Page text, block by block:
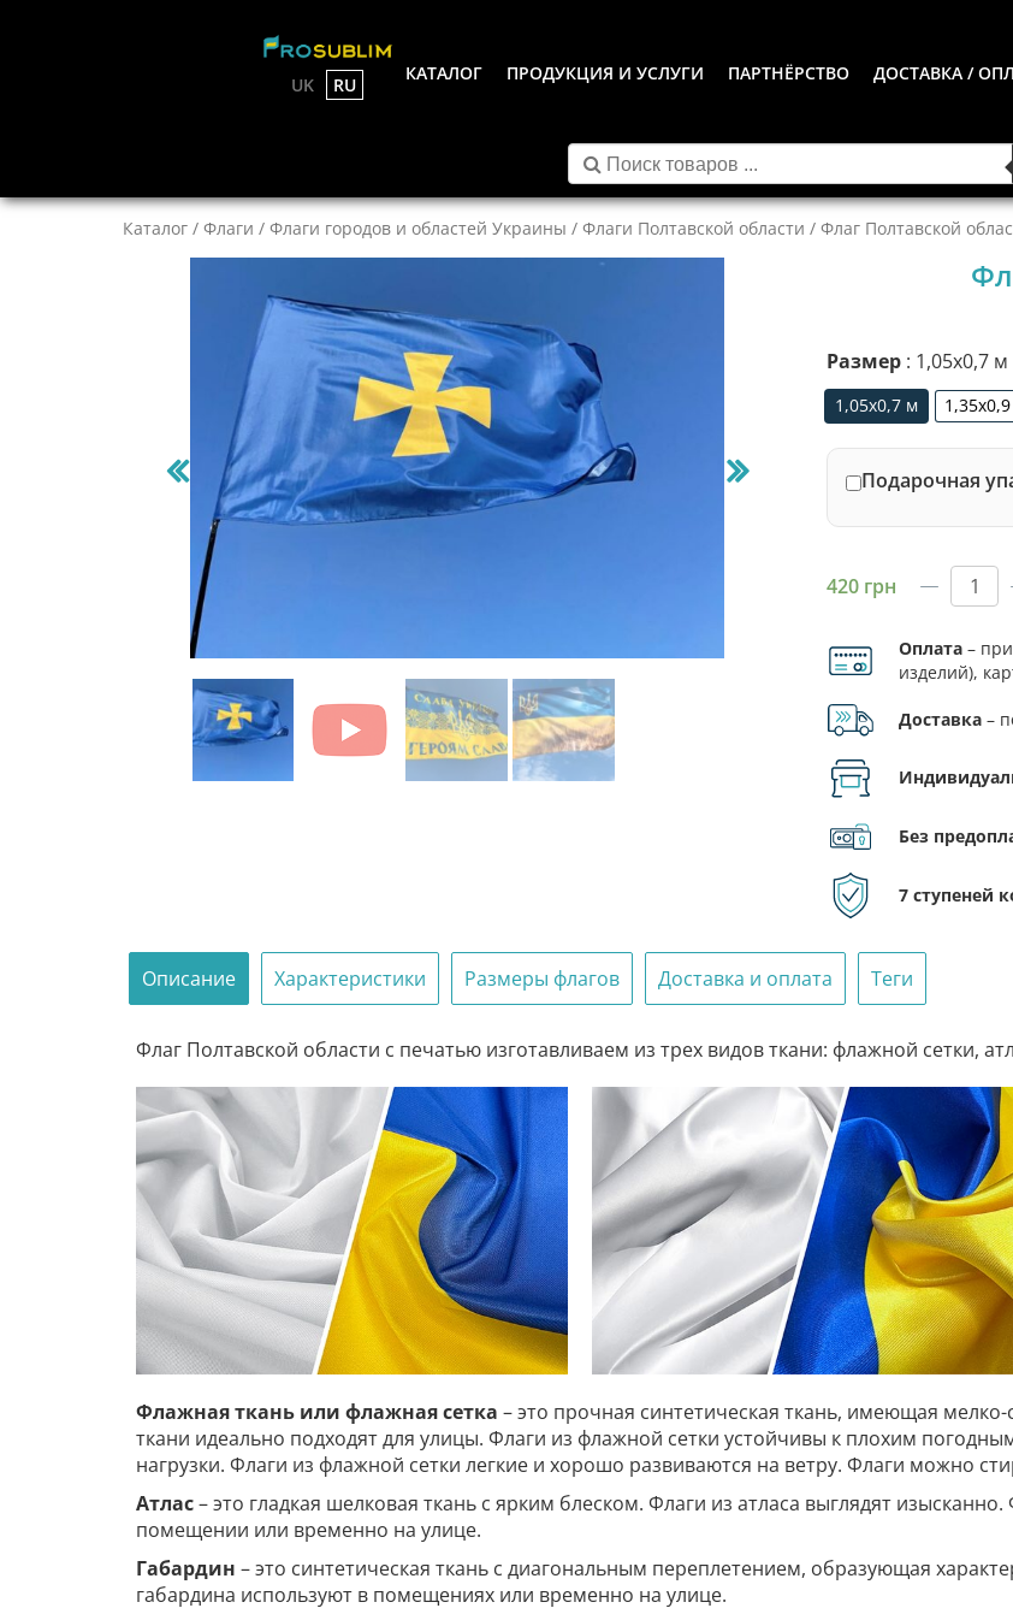
UK RU
КАТАЛОГ ПРОДУКЦИЯ И УСЛУГИ ПАРТНЁРСТВО ДОСТАВКА /
Каталог / Флаги / Флаги городов и областей Украины / Флаги Полтавской области / Флаг Полтавской
Размер : 1,05х0,7 м
1,05х0,7 м
1,05х0,7 м
Подарочная
420 грн
Оплата –
изделий),
Доставка –
Без
7 ступеней
Описание Характеристики Размеры флагов Доставка и оплата Теги
Флаг Полтавской области с печатью изготавливаем из трех видов ткани: флажной сетки,
Флажная ткань или флажная сетка – это прочная синтетическая ткань, имеющая
ткани идеально подходят для улицы. Флаги из флажной сетки устойчивы к плохим
нагрузки. Флаги из флажной сетки легкие и хорошо развиваются на ветру. Флаги можно
Атлас– это гладкая шелковая ткань с ярким блеском. Флаги из атласа выглядят
помещении или временно на улице.
Габардин – это синтетическая ткань с диагональным переплетением, образующая
габардина используют в помещениях или временно на улице.